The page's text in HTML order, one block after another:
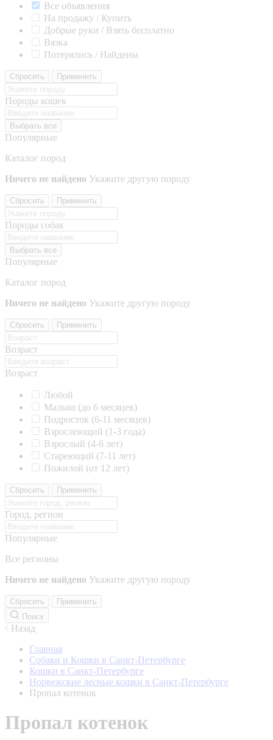
Все объявления
На продажу / Купить
Добрые руки / Взять бесплатно
Вязка
Потерялись / Найдены
Сбросить Применить
Породы кошек
Выбрать все
Популярные
Каталог пород
Ничего не найдено Укажите другую породу
Сбросить Применить
Породы собак
Выбрать все
Популярные
Каталог пород
Ничего не найдено Укажите другую породу
Сбросить Применить
Возраст
Возраст
Любой
Малыш (до 6 месяцев)
Подросток (6-11 месяцев)
Взрослеющий (1-3 года)
Взрослый (4-6 лет)
Стареющий (7-11 лет)
Пожилой (от 12 лет)
Сбросить Применить
Город, регион
Популярные
Все регионы
Ничего не найдено Укажите другую породу
Сбросить
Применить
Поиск
Назад
Главная
Собаки и Кошки в Санкт-Петербурге
Кошки в Санкт-Петербурге
Норвежские лесные кошки в Санкт-Петербурге
Пропал котенок
Пропал котенок